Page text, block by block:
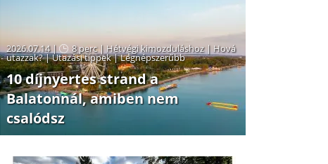
2026.07.14 | 8 perc| Hétvégi kimozduláshoz| Hová
utazzak?|Utazási tippek|Legnépszerűbb
10 díjnyertes strand a
Balatonnál, amiben nem
csalódsz